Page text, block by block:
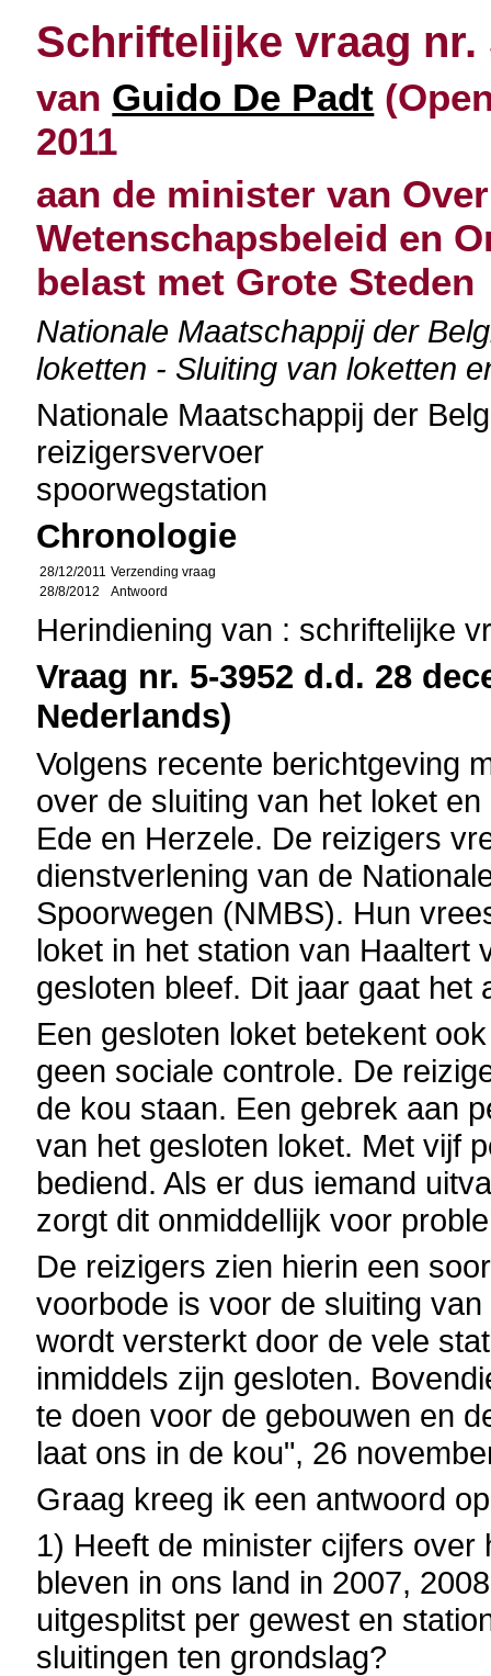
Schriftelijke vraag nr.
van Guido De Padt
2011
aan de minister van
Wetenschapsbeleid en
belast met Grote Steden
Nationale Maatschappij der
loketten - Sluiting van loketten
Nationale Maatschappij der
reizigersvervoer
spoorwegstation
Chronologie
28/12/2011 Verzending vraag
28/8/2012
Antwoord
Herindiening van : schriftelijke
Vraag nr. 5-3952 d.d. 28
Nederlands)
Volgens recente berichtgeving
over de sluiting van het loket
Ede en Herzele. De reizigers
dienstverlening van de
Spoorwegen (NMBS). Hun
loket in het station van Haaltert
gesloten bleef. Dit jaar gaat het
Een gesloten loket betekent
geen sociale controle. De
de kou staan. Een gebrek aan
van het gesloten loket. Met vijf
bediend. Als er dus iemand
zorgt dit onmiddellijk voor
De reizigers zien hierin een
voorbode is voor de sluiting
wordt versterkt door de vele
inmiddels zijn gesloten.
te doen voor de gebouwen en
laat ons in de kou", 26
Graag kreeg ik een antwoord
1) Heeft de minister cijfers
bleven in ons land in 2007,
uitgesplitst per gewest en
sluitingen ten grondslag?